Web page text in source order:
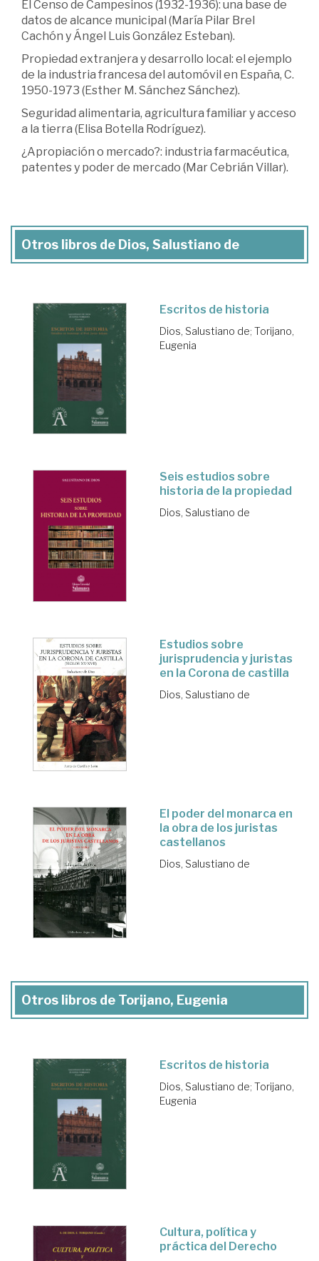
El Censo de Campesinos (1932-1936): una base de
datos de alcance municipal (María Pilar Brel
Cachón y Ángel Luis González Esteban).
Propiedad extranjera y desarrollo local: el ejemplo
de la industria francesa del automóvil en España, C.
1950-1973 (Esther M. Sánchez Sánchez).
Seguridad alimentaria, agricultura familiar y acceso
a la tierra (Elisa Botella Rodríguez).
¿Apropiación o mercado?: industria farmacéutica,
patentes y poder de mercado (Mar Cebrián Villar).
Otros libros de Dios, Salustiano de
Escritos de historia
Dios, Salustiano de; Torijano,
Eugenia
Seis estudios sobre
historia de la propiedad
Dios, Salustiano de
Estudios sobre
jurisprudencia y juristas
en la Corona de castilla
Dios, Salustiano de
El poder del monarca en
la obra de los juristas
castellanos
Dios, Salustiano de
Otros libros de Torijano, Eugenia
Escritos de historia
Dios, Salustiano de; Torijano,
Eugenia
Cultura, política y
práctica del Derecho